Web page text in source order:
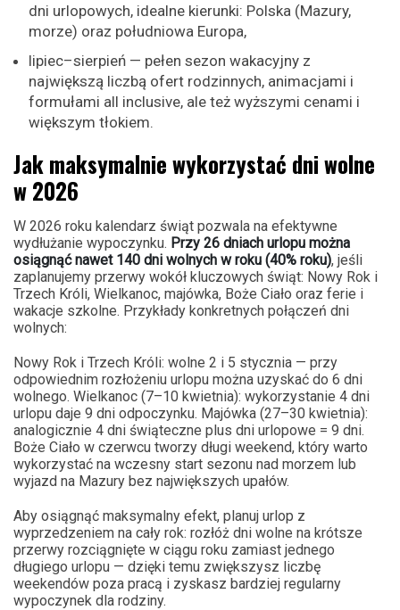
dni urlopowych, idealne kierunki: Polska (Mazury,
morze) oraz południowa Europa,
lipiec–sierpień — pełen sezon wakacyjny z
największą liczbą ofert rodzinnych, animacjami i
formułami all inclusive, ale też wyższymi cenami i
większym tłokiem.
Jak maksymalnie wykorzystać dni wolne
w 2026
W 2026 roku kalendarz świąt pozwala na efektywne
wydłużanie wypoczynku. Przy 26 dniach urlopu można
osiągnąć nawet 140 dni wolnych w roku (40% roku), jeśli
zaplanujemy przerwy wokół kluczowych świąt: Nowy Rok i
Trzech Króli, Wielkanoc, majówka, Boże Ciało oraz ferie i
wakacje szkolne. Przykłady konkretnych połączeń dni
wolnych:
Nowy Rok i Trzech Króli: wolne 2 i 5 stycznia — przy
odpowiednim rozłożeniu urlopu można uzyskać do 6 dni
wolnego. Wielkanoc (7–10 kwietnia): wykorzystanie 4 dni
urlopu daje 9 dni odpoczynku. Majówka (27–30 kwietnia):
analogicznie 4 dni świąteczne plus dni urlopowe = 9 dni.
Boże Ciało w czerwcu tworzy długi weekend, który warto
wykorzystać na wczesny start sezonu nad morzem lub
wyjazd na Mazury bez największych upałów.
Aby osiągnąć maksymalny efekt, planuj urlop z
wyprzedzeniem na cały rok: rozłóż dni wolne na krótsze
przerwy rozciągnięte w ciągu roku zamiast jednego
długiego urlopu — dzięki temu zwiększysz liczbę
weekendów poza pracą i zyskasz bardziej regularny
wypoczynek dla rodziny.